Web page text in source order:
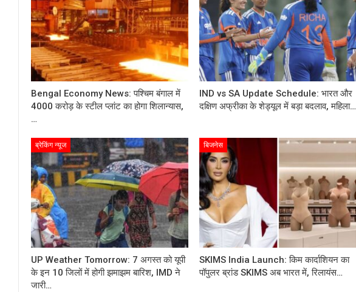
Bengal Economy News: पश्चिम बंगाल में
4000 करोड़ के स्टील प्लांट का होगा शिलान्यास,
…
IND vs SA Update Schedule: भारत और
दक्षिण अफ्रीका के शेड्यूल में बड़ा बदलाव, महिला…
ब्रेकिंग न्यूज
UP Weather Tomorrow: 7 अगस्त को यूपी
के इन 10 जिलों में होगी झमाझम बारिश, IMD ने
जारी…
बिजनेस
SKIMS India Launch: किम कार्दाशियन का
पॉपुलर ब्रांड SKIMS अब भारत में, रिलायंस…